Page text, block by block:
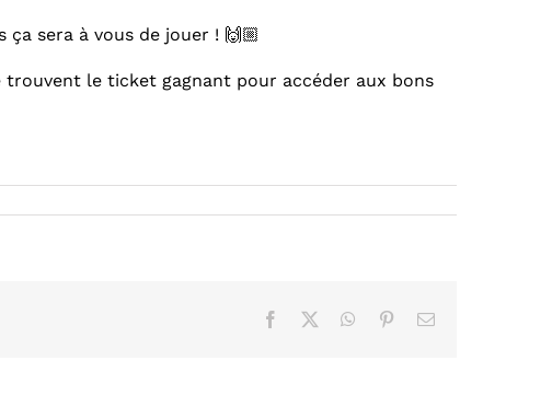
sera à vous de jouer ! 🙌🏼
trouvent le ticket gagnant pour accéder aux bons
Facebook WhatsApp
PinterestEmail